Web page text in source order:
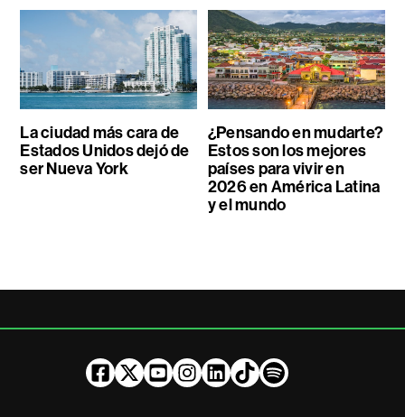
La ciudad más cara de
Estados Unidos dejó de
ser Nueva York
¿Pensando en mudarte?
Estos son los mejores
países para vivir en
2026 en América Latina
y el mundo